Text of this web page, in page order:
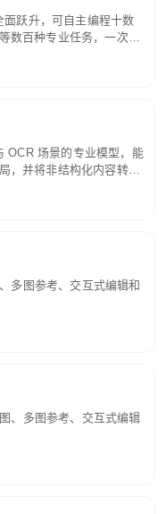
跃升，可自主编程十数
数百种专业任务，一次对
穿规划、执行与验证全流
。长程任务中自主规划与
OCR 场景的专业模型，能
，并将非结构化内容转换
。
多图参考、交互式编辑和
、多图参考、交互式编辑